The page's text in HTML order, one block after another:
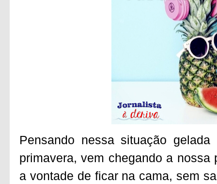
Pensando nessa situação
primavera, vem chegando a
a vontade de ficar na cama, sem